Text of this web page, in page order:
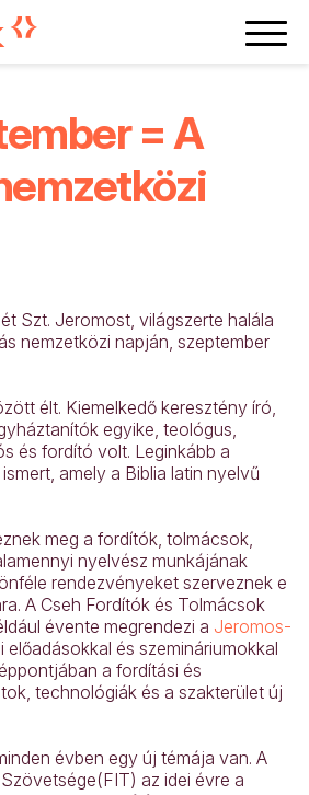
= A
Szt. Jeromost, világszerte halála
nemzetközi napján, szeptember
élt. Kiemelkedő keresztény író,
egyike, teológus,
és fordító volt. Leginkább a
amely a Biblia latin nyelvű
meg a fordítók, tolmácsok,
nyelvész munkájának
rendezvényeket szerveznek e
A Cseh Fordítók és Tolmácsok
évente megrendezi a Jeromos-
előadásokkal és szemináriumokkal
a fordítási és
technológiák és a szakterület új
évben egy új témája van. A
(FIT) az idei évre a